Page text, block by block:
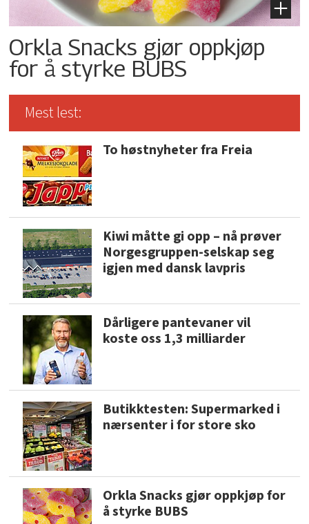
Orkla Snacks gjør oppkjøp
for å styrke BUBS
Mest lest:
To høstnyheter fra Freia
Kiwi måtte gi opp – nå prøver
Norgesgruppen-selskap seg
igjen med dansk lavpris
Dårligere pantevaner vil
koste oss 1,3 milliarder
Butikktesten: Supermarked i
nærsenter i for store sko
Orkla Snacks gjør oppkjøp for
å styrke BUBS